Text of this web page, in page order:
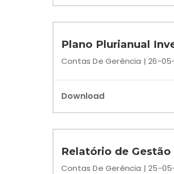
Plano Plurianual
Contas De Gerência | 26-
Download
Relatório de Gestão
Contas De Gerência | 25-